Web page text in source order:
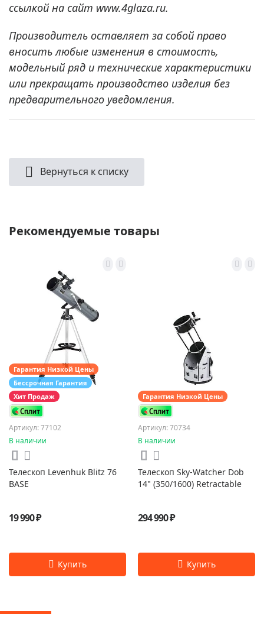
ссылкой на сайт www.4glaza.ru.
Производитель оставляет за собой право
вносить любые изменения в стоимость,
модельный ряд и технические характеристики
или прекращать производство изделия без
предварительного уведомления.
Вернуться к списку
Рекомендуемые товары
Гарантия Низкой Цены
Бессрочная Гарантия
Хит Продаж
Артикул: 77102
В наличии
Телескоп Levenhuk Blitz 76
BASE
19 990 ₽
Гарантия Низкой Цены
Артикул: 70734
В наличии
Телескоп Sky-Watcher Dob
14" (350/1600) Retractable
294 990 ₽